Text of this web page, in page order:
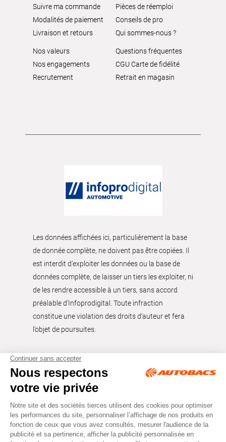
Suivre ma commande
Modalités de paiement
Livraison et retours
Pièces de réemploi
Conseils de pro
Qui sommes-nous ?
Nos valeurs
Nos engagements
Recrutement
Questions fréquentes
CGU Carte de fidélité
Retrait en magasin
Les données affichées ici, particulièrement la base
de donnée complète, ne doivent pas être copiées. Il
est interdit d’exploiter les données ou la base de
données complète, de laisser un tiers les exploiter, ni
de les rendre accessible à un tiers, sans accord
préalable d'Infoprodigital. Toute infraction
constitue une violation des droits d’auteur et fera
l’objet de poursuites.
Tous droits réservés © Autobacs